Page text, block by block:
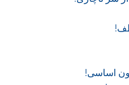
اساسی!